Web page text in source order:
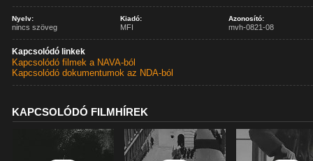
Nyelv:
nincs szöveg
Kiadó:
MFI
Azonosító:
mvh-0821-08
Kapcsolódó linkek
Kapcsolódó filmek a NAVA-ból
Kapcsolódó dokumentumok az NDA-ból
KAPCSOLÓDÓ FILMHÍREK